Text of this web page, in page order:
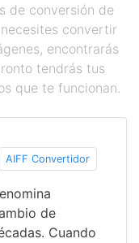
de conversión de
convertir
encontrarás
tendrás tus
que te funcionan.
AIFF Convertidor
de
Cuando